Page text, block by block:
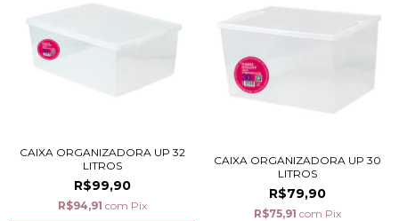
CAIXA ORGANIZADORA UP 32
LITROS
R$99,90
R$94,91 com Pix
CAIXA ORGANIZADORA UP 30
LITROS
R$79,90
R$75,91 com Pix